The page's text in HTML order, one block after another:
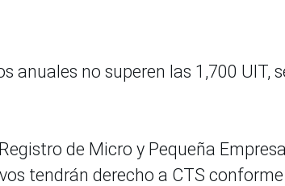
anuales no superen las 1,700 UIT,
de Micro y Pequeña Empresa
tendrán derecho a CTS